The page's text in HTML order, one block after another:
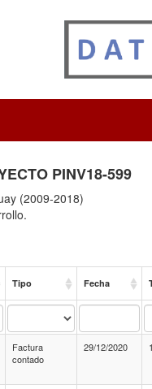
PINV18-599
(2009-2018)
Tipo Fecha
Factura
contado
29/12/2020